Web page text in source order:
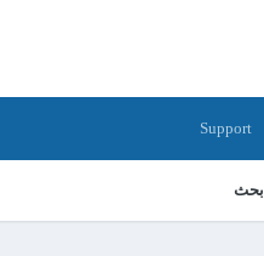
بحث
Support